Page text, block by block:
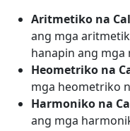
Aritmetiko na
ang mga
hanapin ang
Heometriko na
mga heometriko
Harmoniko na
ang mga